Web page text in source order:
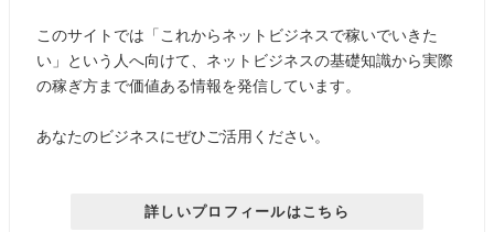
このサイトでは「これからネットビジネスで稼いでいきた
い」という人へ向けて、ネットビジネスの基礎知識から実際
の稼ぎ方まで価値ある情報を発信しています。
あなたのビジネスにぜひご活用ください。
詳しいプロフィールはこちら